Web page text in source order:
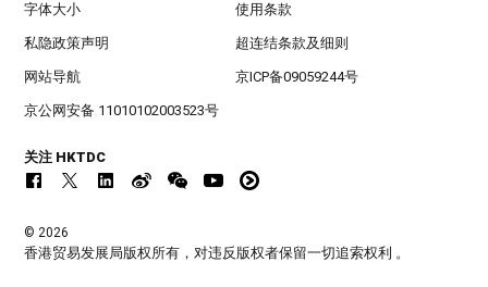
字体大小 使用条款
私隐政策声明 超连结条款及细则
网站导航 京ICP备09059244号
京公网安备 11010102003523号
关注 HKTDC
© 2026
香港贸易发展局版权所有，对违反版权者保留一切追索权利 。